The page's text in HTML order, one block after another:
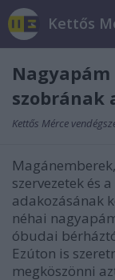
Kettős
szobrának
Kettős Mérce
szervezetek és
adakozásának
néhai
óbudai
Ezúton is
megköszönni